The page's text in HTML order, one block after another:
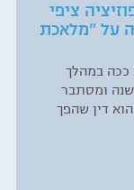
ציפי
על "מלאכת
ככה במהלך
ומסתבר
דין שהפך